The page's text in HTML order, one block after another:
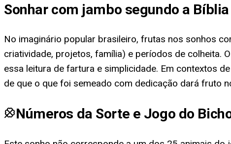
Sonhar com jambo segundo a Bíblia
No imaginário popular brasileiro, frutas nos sonhos
criatividade, projetos, família) e períodos de colheita.
essa leitura de fartura e simplicidade. Em contextos
de que o que foi semeado com dedicação dará fruto
Números da Sorte e Jogo do